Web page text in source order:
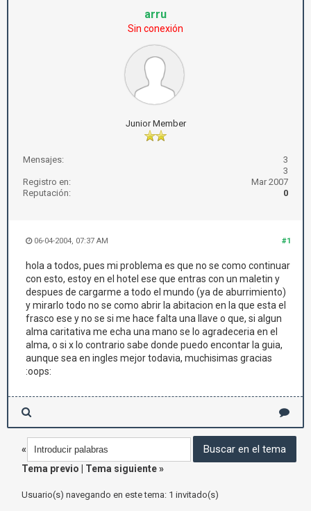
arru
Sin conexión
Junior Member
Mensajes:
3
3
Registro en:
Mar 2007
Reputación:
0
#1
06-04-2004, 07:37 AM
hola a todos, pues mi problema es que no se como continuar
con esto, estoy en el hotel ese que entras con un maletin y
despues de cargarme a todo el mundo (ya de aburrimiento)
y mirarlo todo no se como abrir la abitacion en la que esta el
frasco ese y no se si me hace falta una llave o que, si algun
alma caritativa me echa una mano se lo agradeceria en el
alma, o si x lo contrario sabe donde puedo encontar la guia,
aunque sea en ingles mejor todavia, muchisimas gracias
:oops:
«
Tema previo
Tema siguiente»
Usuario(s) navegando en este tema: 1 invitado(s)